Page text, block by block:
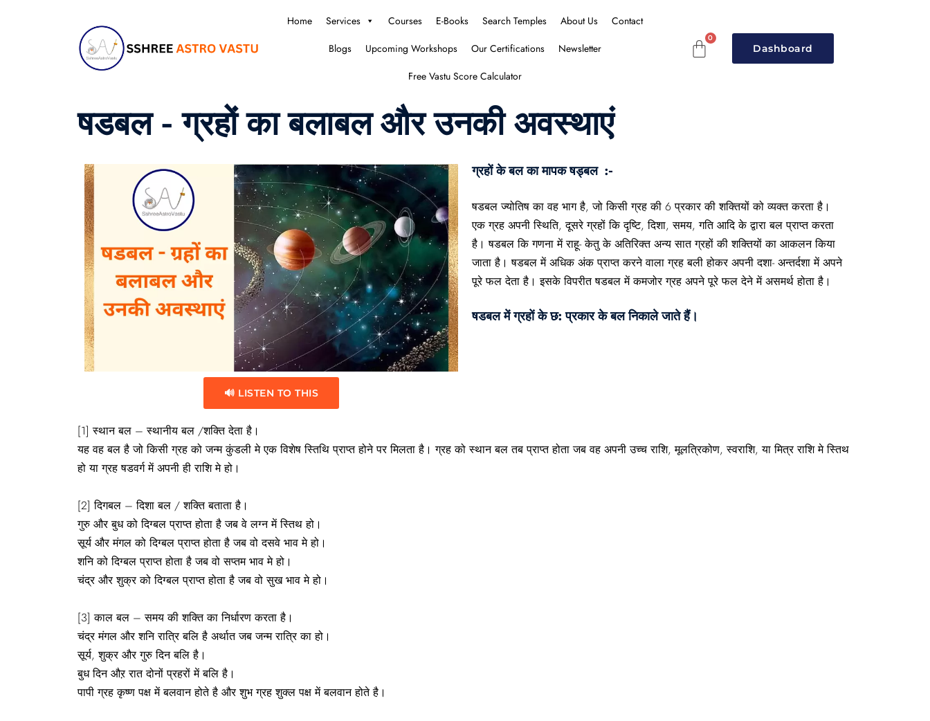
Home Services Courses E-Books Search Temples About Us
Contact
Blogs
Upcoming Workshops Our Certifications
Newsletter
Free Vastu Score Calculator
Dashboard
षडबल - ग्रहों का बलाबल और उनकी अवस्थाएं
🔊 LISTEN TO THIS
ग्रहों के बल का मापक षड्बल :-
षडबल ज्योतिष का वह भाग है, जो किसी ग्रह की 6 प्रकार की शक्तियों को व्यक्त करता है।
एक ग्रह अपनी स्थिति, दूसरे ग्रहों कि दृष्टि, दिशा, समय, गति आदि के द्वारा बल प्राप्त करता
है। षडबल कि गणना में राहू- केतु के अतिरिक्त अन्य सात ग्रहों की शक्तियों का आकलन किया
जाता है। षडबल में अधिक अंक प्राप्त करने वाला ग्रह बली होकर अपनी दशा- अन्तर्दशा में अपने
पूरे फल देता है। इसके विपरीत षडबल में कमजोर ग्रह अपने पूरे फल देने में असमर्थ होता है।
षडबल में ग्रहों के छ: प्रकार के बल निकाले जाते हैं।
[1] स्थान बल – स्थानीय बल /शक्ति देता है।
यह वह बल है जो किसी ग्रह को जन्म कुंडली मे एक विशेष स्तिथि प्राप्त होने पर मिलता है। ग्रह को स्थान बल तब प्राप्त होता जब वह अपनी उच्च राशि, मूलत्रिकोण, स्वराशि, या मित्र राशि मे स्तिथ
हो या ग्रह षडवर्ग में अपनी ही राशि मे हो।
[2] दिगबल – दिशा बल / शक्ति बताता है।
गुरु और बुध को दिग्बल प्राप्त होता है जब वे लग्न में स्तिथ हो।
सूर्य और मंगल को दिग्बल प्राप्त होता है जब वो दसवे भाव मे हो।
शनि को दिग्बल प्राप्त होता है जब वो सप्तम भाव मे हो।
चंद्र और शुक्र को दिग्बल प्राप्त होता है जब वो सुख भाव मे हो।
[3] काल बल – समय की शक्ति का निर्धारण करता है।
चंद्र मंगल और शनि रात्रि बलि है अर्थात जब जन्म रात्रि का हो।
सूर्य, शुक्र और गुरु दिन बलि है।
बुध दिन औऱ रात दोनों प्रहरों में बलि है।
पापी ग्रह कृष्ण पक्ष में बलवान होते है और शुभ ग्रह शुक्ल पक्ष में बलवान होते है।